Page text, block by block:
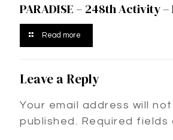
PARADISE – 248th Activity –
Read more
Leave a Reply
Your email address will
published. Required fields